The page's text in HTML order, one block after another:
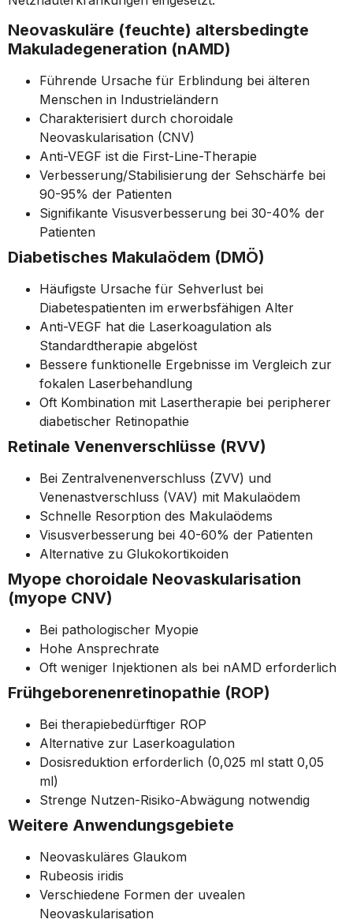
Neovaskuläre (feuchte) altersbedingte
Makuladegeneration (nAMD)
Führende Ursache für Erblindung bei älteren
Menschen in Industrieländern
Charakterisiert durch choroidale
Neovaskularisation (CNV)
Anti-VEGF ist die First-Line-Therapie
Verbesserung/Stabilisierung der Sehschärfe bei
90-95% der Patienten
Signifikante Visusverbesserung bei 30-40% der
Patienten
Diabetisches Makulaödem (DMÖ)
Häufigste Ursache für Sehverlust bei
Diabetespatienten im erwerbsfähigen Alter
Anti-VEGF hat die Laserkoagulation als
Standardtherapie abgelöst
Bessere funktionelle Ergebnisse im Vergleich zur
fokalen Laserbehandlung
Oft Kombination mit Lasertherapie bei peripherer
diabetischer Retinopathie
Retinale Venenverschlüsse (RVV)
Bei Zentralvenenverschluss (ZVV) und
Venenastverschluss (VAV) mit Makulaödem
Schnelle Resorption des Makulaödems
Visusverbesserung bei 40-60% der Patienten
Alternative zu Glukokortikoiden
Myope choroidale Neovaskularisation
(myope CNV)
Bei pathologischer Myopie
Hohe Ansprechrate
Oft weniger Injektionen als bei nAMD erforderlich
Frühgeborenenretinopathie (ROP)
Bei therapiebedürftiger ROP
Alternative zur Laserkoagulation
Dosisreduktion erforderlich (0,025 ml statt 0,05
ml)
Strenge Nutzen-Risiko-Abwägung notwendig
Weitere Anwendungsgebiete
Neovaskuläres Glaukom
Rubeosis iridis
Verschiedene Formen der uvealen
Neovaskularisation